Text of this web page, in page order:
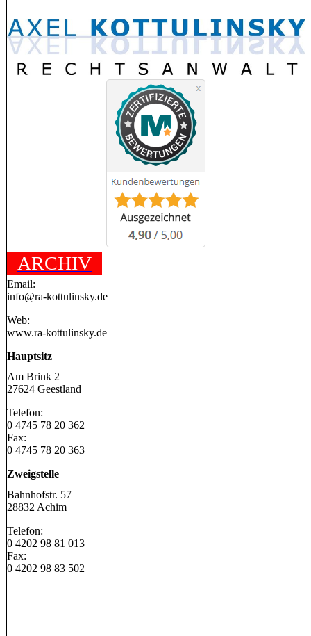
ARCHIV
Email:
info@ra-kottulinsky.de
Web:
www.ra-kottulinsky.de
Hauptsitz
Am Brink 2
27624 Geestland
Telefon:
0 4745 78 20 362
Fax:
0 4745 78 20 363
Zweigstelle
Bahnhofstr. 57
28832 Achim
Telefon:
0 4202 98 81 013
Fax:
0 4202 98 83 502